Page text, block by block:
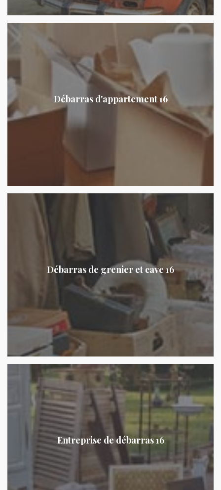
Débarras d'appartement 16
Débarras de grenier et cave 16
Entreprise de débarras 16